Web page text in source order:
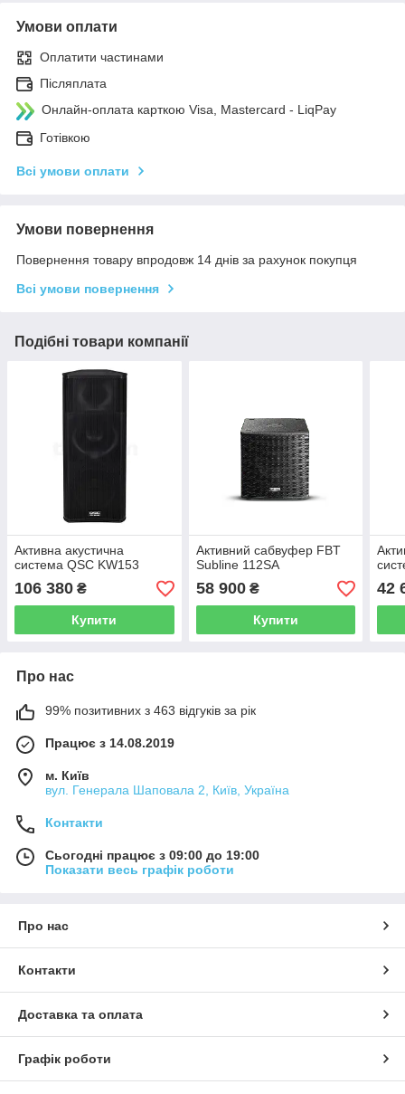
Умови оплати
Оплатити частинами
Післяплата
Онлайн-оплата карткою Visa, Mastercard - LiqPay
Готівкою
Всі умови оплати
Умови повернення
Повернення товару впродовж 14 днів за рахунок покупця
Всі умови повернення
Подібні товари компанії
Активна акустична
система QSC KW153
106 380 ₴
Купити
Активний сабвуфер FBT
Subline 112SA
58 900₴
Купити
42
Про нас
99% позитивних з 463 відгуків за рік
Працює з 14.08.2019
м. Київ
вул. Генерала Шаповала 2, Київ, Україна
Контакти
Сьогодні працює з 09:00 до 19:00
Показати весь графік роботи
Про нас
Контакти
Доставка та оплата
Графік роботи